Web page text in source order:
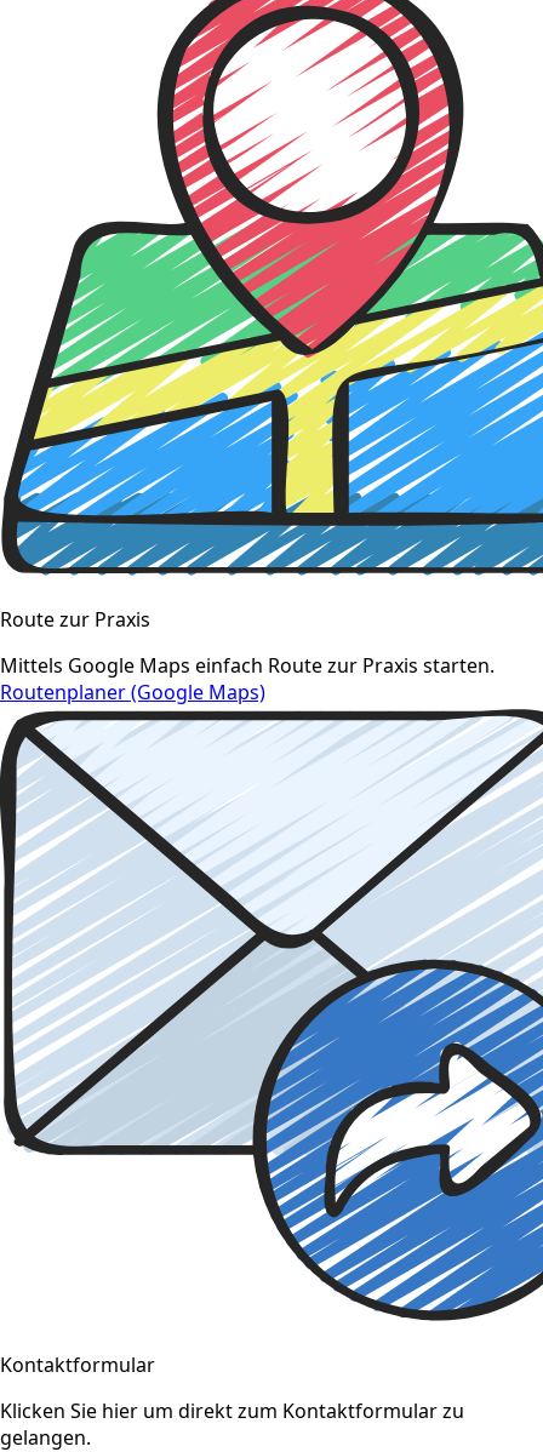
Route zur Praxis
Mittels Google Maps einfach Route zur Praxis starten.
Routenplaner (Google Maps)
Kontaktformular
Klicken Sie hier um direkt zum Kontaktformular zu
gelangen.